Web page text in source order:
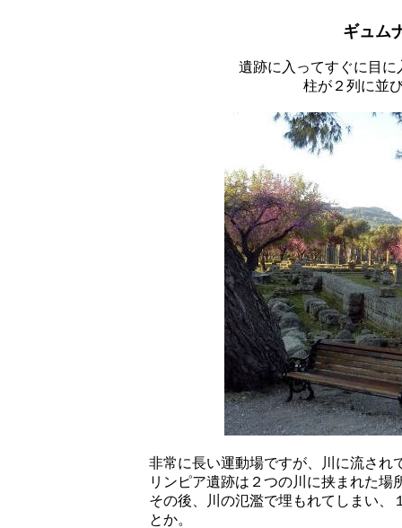
ギュム
遺跡に入ってすぐに目
柱が２列に並
非常に長い運動場ですが、川に流され
リンピア遺跡は２つの川に挟まれた
その後、川の氾濫で埋もれてしまい、
とか。